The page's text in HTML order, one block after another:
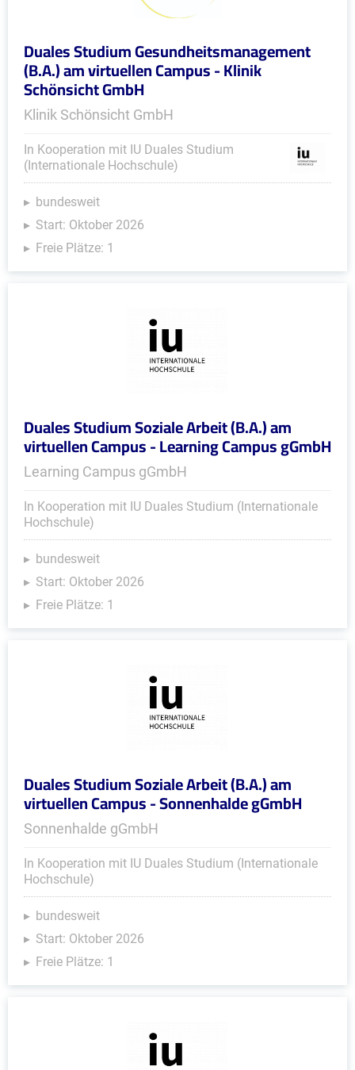
Duales Studium Gesundheitsmanagement
(B.A.) am virtuellen Campus - Klinik
Schönsicht GmbH
Klinik Schönsicht GmbH
In Kooperation mit IU Duales Studium
(Internationale Hochschule)
bundesweit
Start: Oktober 2026
Freie Plätze: 1
Duales Studium Soziale Arbeit (B.A.) am
virtuellen Campus - Learning Campus gGmbH
Learning Campus gGmbH
In Kooperation mit IU Duales Studium (Internationale
Hochschule)
bundesweit
Start: Oktober 2026
Freie Plätze: 1
Duales Studium Soziale Arbeit (B.A.) am
virtuellen Campus - Sonnenhalde gGmbH
Sonnenhalde gGmbH
In Kooperation mit IU Duales Studium (Internationale
Hochschule)
bundesweit
Start: Oktober 2026
Freie Plätze: 1